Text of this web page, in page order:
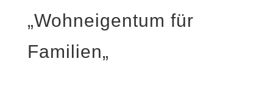
„Wohneigentum für
Familien„